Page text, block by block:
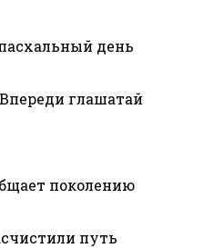
день
глашатай
поколению
путь